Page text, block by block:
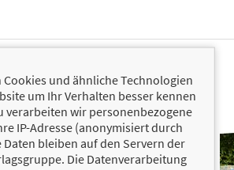
und ähnliche Technologien
um Ihr Verhalten besser kennen
verarbeiten wir personenbezogene
IP-Adresse (anonymisiert durch
Daten bleiben auf den Servern der
Die Datenverarbeitung